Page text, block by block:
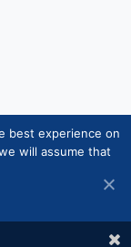
2026 |
Henkilötietojen
best experience on
will assume that